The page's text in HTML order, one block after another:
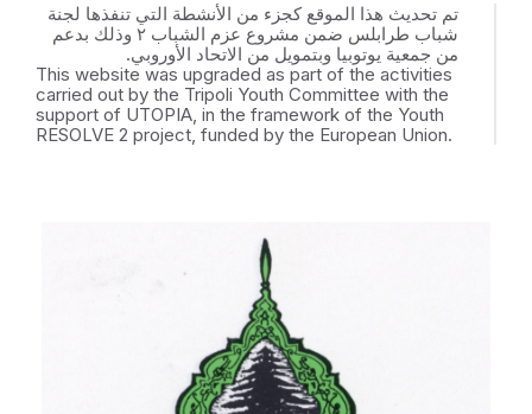
تم تحديث هذا الموقع كجزء من الأنشطة التي تنفذها لجنة
شباب طرابلس ضمن مشروع عزم الشباب ٢ وذلك بدعم
من جمعية يوتوبيا وبتمويل من الاتحاد الأوروبي.
This website was upgraded as part of the activities
carried out by the Tripoli Youth Committee with the
support of UTOPIA, in the framework of the Youth
RESOLVE 2 project, funded by the European Union.